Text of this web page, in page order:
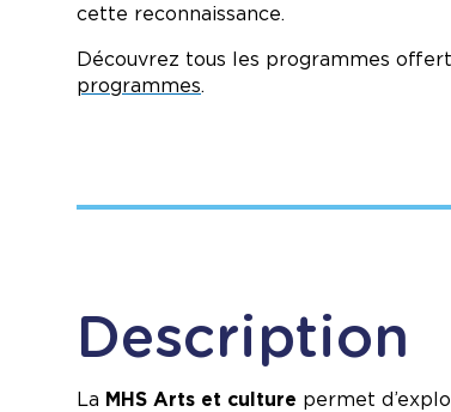
cette reconnaissance.
Découvrez tous les programmes
programmes.
Description
La MHS Arts et culture permet